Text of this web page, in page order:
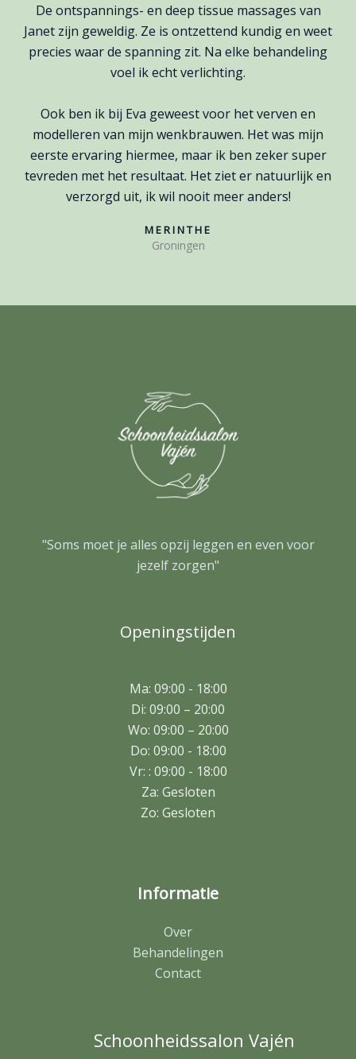
De ontspannings- en deep tissue massages van
Janet zijn geweldig. Ze is ontzettend kundig en weet
precies waar de spanning zit. Na elke behandeling
voel ik echt verlichting.
Ook ben ik bij Eva geweest voor het verven en
modelleren van mijn wenkbrauwen. Het was mijn
eerste ervaring hiermee, maar ik ben zeker super
tevreden met het resultaat. Het ziet er natuurlijk en
verzorgd uit, ik wil nooit meer anders!
MERINTHE
Groningen
"Soms moet je alles opzij leggen en even voor
jezelf zorgen"
Openingstijden
Ma: 09:00 - 18:00
Di: 09:00 – 20:00
Wo: 09:00 – 20:00
Do: 09:00 - 18:00
Vr: : 09:00 - 18:00
Za: Gesloten
Zo: Gesloten
Informatie
Over
Behandelingen
Contact
Schoonheidssalon Vajén